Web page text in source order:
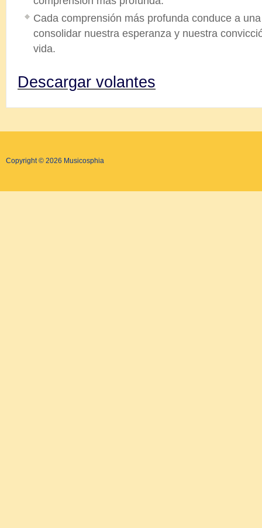
Cada comprensión más profunda conduce a
consolidar nuestra esperanza y nuestra
vida.
Descargar volantes
Copyright © 2026 Musicosphia